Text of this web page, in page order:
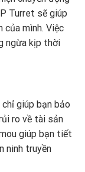
Turret sẽ giúp
của mình. Việc
ngừa kịp thời
giúp bạn bảo
ro về tài sản
giúp bạn tiết
ninh truyền